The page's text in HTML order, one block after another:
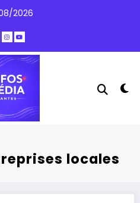
2026
locales